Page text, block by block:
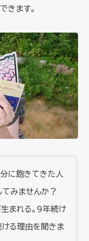
きます。
に飽きてきた人
てみませんか？
まれる。9年続け
る理由を聞きま